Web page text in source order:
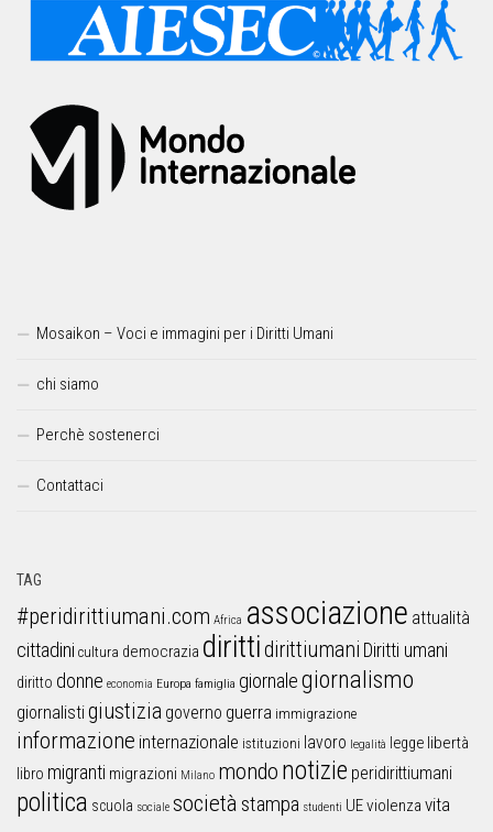
Mosaikon – Voci e immagini per i Diritti Umani
chi siamo
Perchè sostenerci
Contattaci
TAG
#peridirittiumani.com Africa associazione attualità
cittadini cultura democrazia dirittidirittiumani Diritti umani
diritto donne economia Europa famiglia giornalegiornalismo
giornalistigiustizia governo guerra immigrazione
informazione internazionale istituzioni lavoro legalità legge libertà
libro migranti migrazioni Milano mondo notizie peridirittiumani
politica scuola sociale società stampa studenti UEviolenza vita